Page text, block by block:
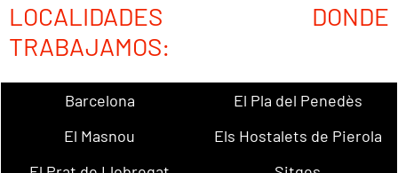
LOCALIDADES DONDE
TRABAJAMOS:
Barcelona
El Pla del Penedès
El Masnou
Els Hostalets de Pierola